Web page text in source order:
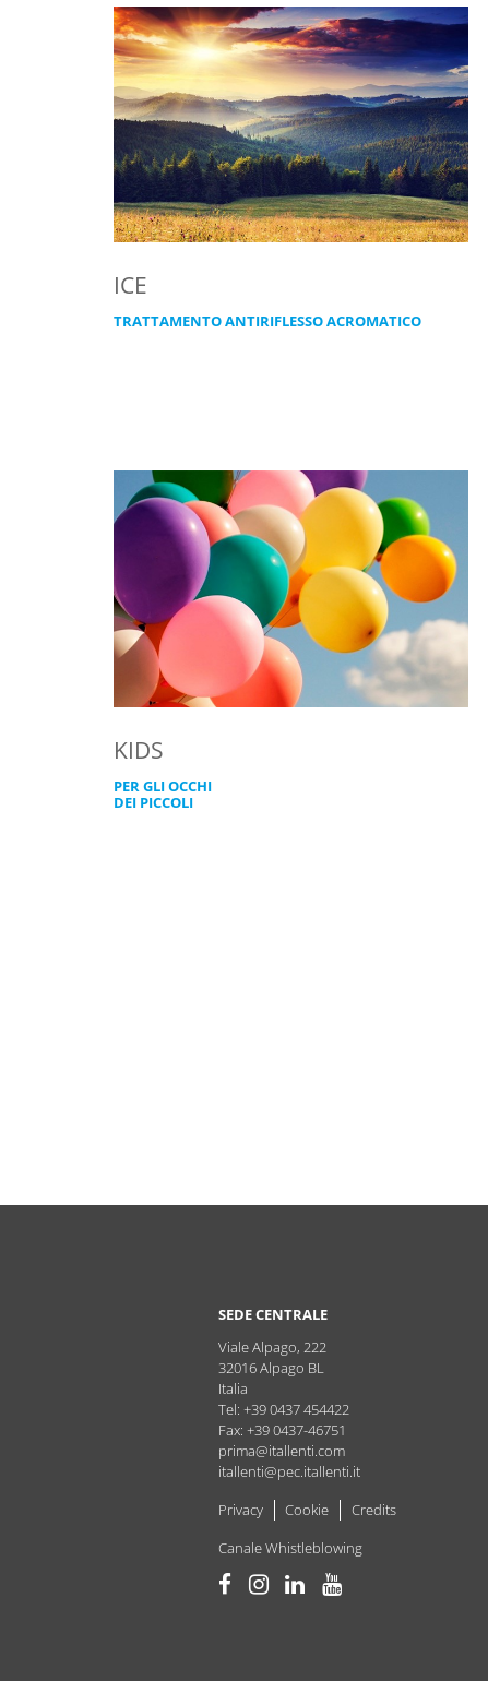
ICE
TRATTAMENTO ANTIRIFLESSO ACROMATICO
KIDS
PER GLI OCCHI
DEI PICCOLI
SEDE CENTRALE
Viale Alpago, 222
32016Alpago BL
Italia
Tel: +39 0437 454422
Fax: +39 0437-46751
prima@itallenti.com
itallenti@pec.itallenti.it
Privacy
Cookie
Credits
Canale Whistleblowing